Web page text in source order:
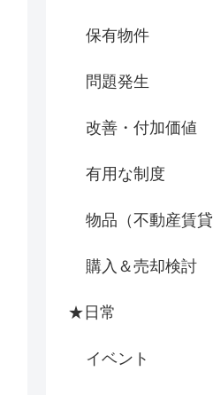
保有物件
問題発生
改善・付加価値
有用な制度
物品（不動産賃貸
購入＆売却検討
★日常
イベント